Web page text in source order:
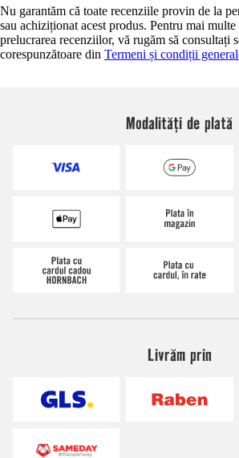
Nu garantăm că toate recenziile provin de la
sau achiziționat acest produs. Pentru mai
prelucrarea recenziilor, vă rugăm să consultați
corespunzătoare din Termeni și condiții
Modalități de plată
Livrăm prin